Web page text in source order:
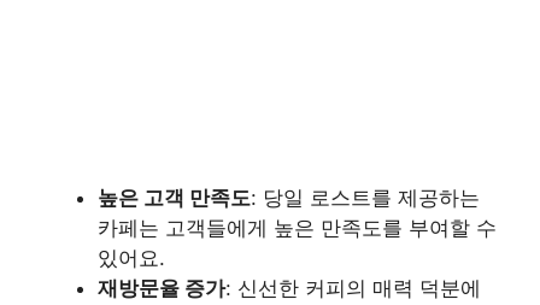
높은 고객 만족도: 당일 로스트를 제공하는
카페는 고객들에게 높은 만족도를 부여할 수
있어요.
재방문율 증가: 신선한 커피의 매력 덕분에